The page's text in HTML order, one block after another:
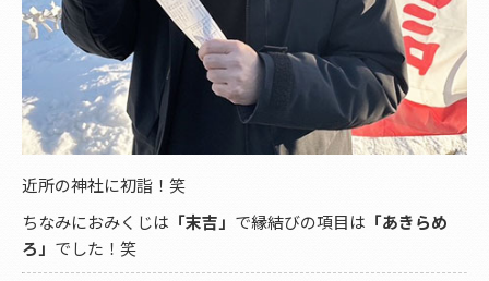
近所の神社に初詣！笑
ちなみにおみくじは 「末吉」 で縁結びの項目は 「あきらめ
ろ」 でした！笑